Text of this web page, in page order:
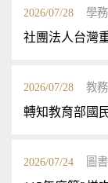
2026/07/28 學
社團法人台灣
2026/07/28 教
轉知教育部國
2026/07/24 圖